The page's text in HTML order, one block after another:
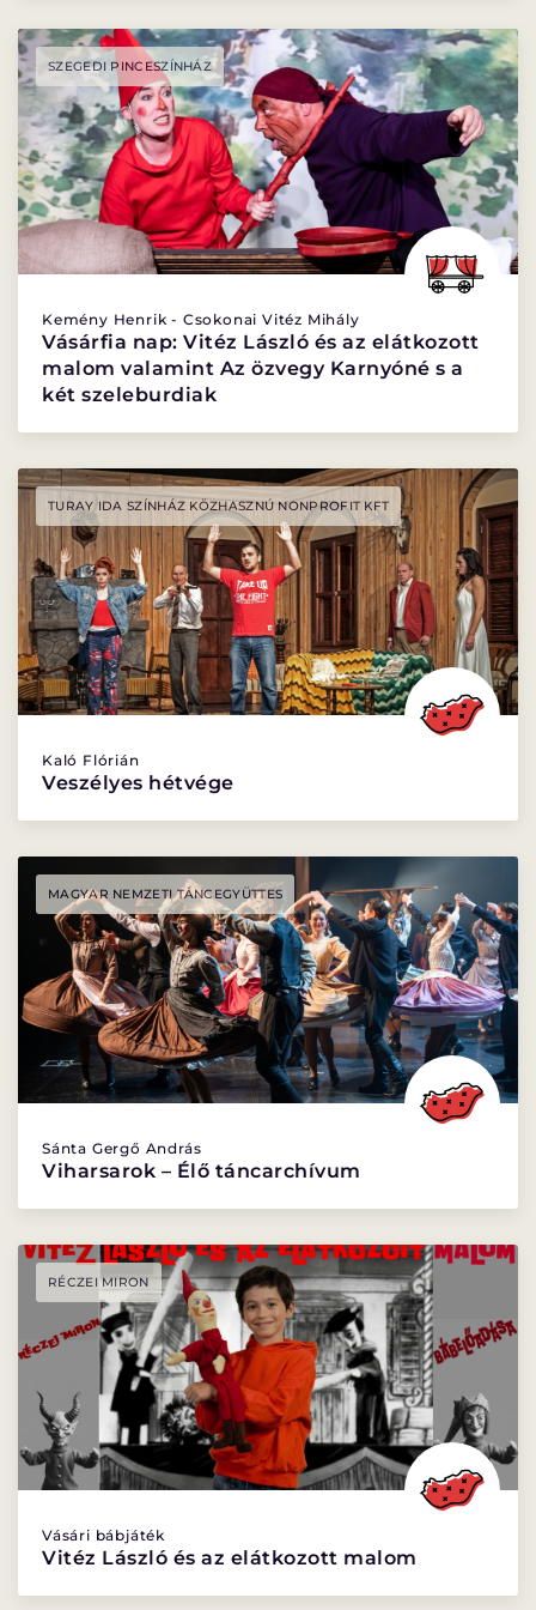
SZEGEDI PINCESZÍNHÁZ
Kemény Henrik - Csokonai Vitéz Mihály
Vásárfia nap: Vitéz László és az elátkozott
malom valamint Az özvegy Karnyóné s a
két szeleburdiak
TURAY IDA SZÍNHÁZ KÖZHASZNÚ NONPROFIT KFT
Kaló Flórián
Veszélyes hétvége
MAGYAR NEMZETI TÁNCEGYÜTTES
Sánta Gergő András
Viharsarok – Élő táncarchívum
RÉCZEI MIRON
Vásári bábjáték
Vitéz László és az elátkozott malom